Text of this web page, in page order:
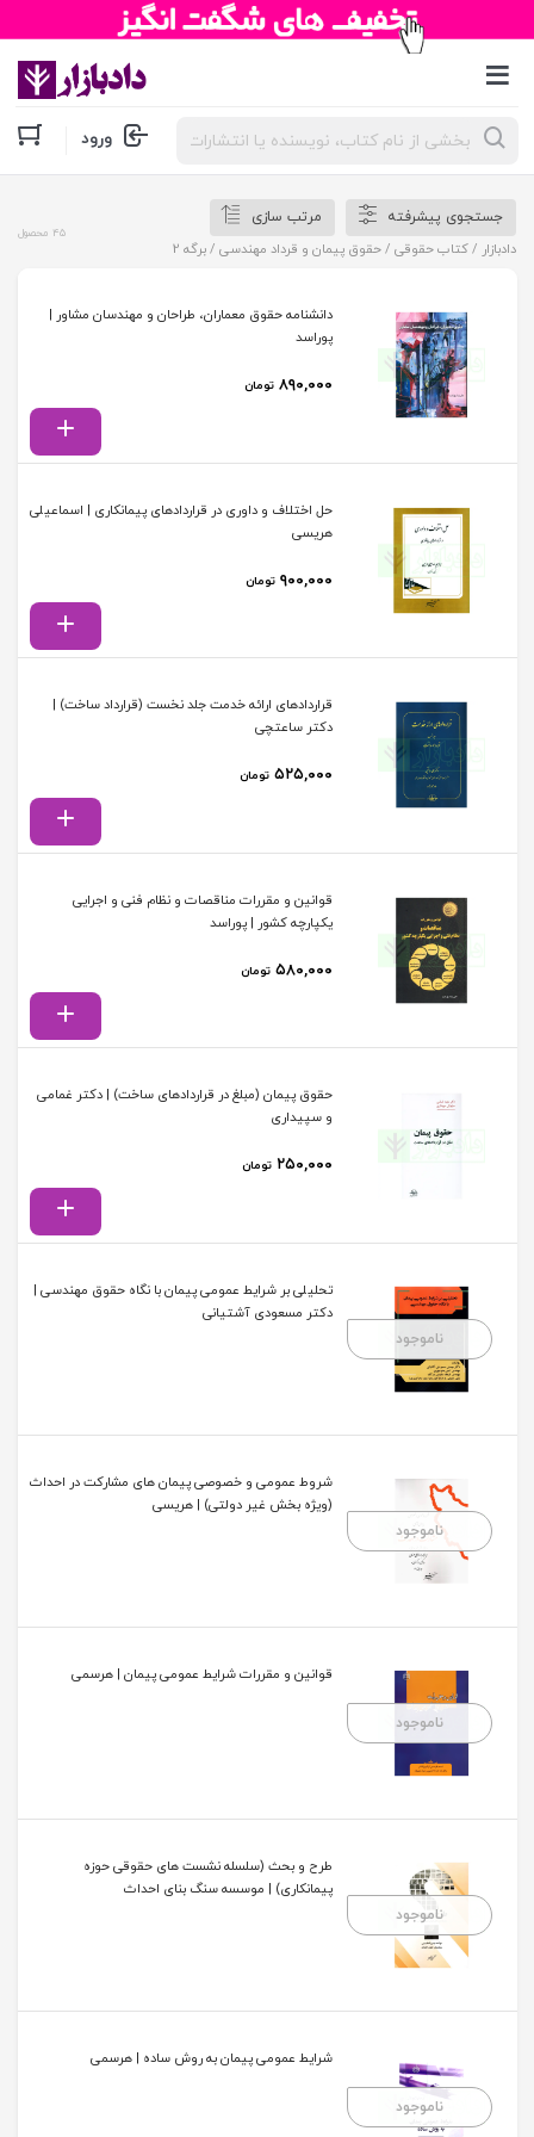
جستجوی
محصولات ورود
جستجوی پیشرفته
مرتب سازی
دادبازار /کتاب حقوقی /حقوق پیمان و قرداد مهندسی / برگه 2
45 محصول
دانشنامه حقوق معماران، طراحان و مهندسان مشاور |
پوراسد
۸۹۰,۰۰۰ تومان
حل اختلاف و داوری در قراردادهای پیمانکاری | اسماعیلی
هریسی
۹۰۰,۰۰۰ تومان
قراردادهای ارائه خدمت جلد نخست (قرارداد ساخت) |
دکتر ساعتچی
۵۲۵,۰۰۰ تومان
قوانین و مقررات مناقصات و نظام فنی و اجرایی
یکپارچه کشور | پوراسد
۵۸۰,۰۰۰ تومان
حقوق پیمان (مبلغ در قراردادهای ساخت) | دکتر غمامی
و سپیداری
۲۵۰,۰۰۰ تومان
ناموجود
تحلیلی بر شرایط عمومی پیمان با نگاه حقوق مهندسی |
دکتر مسعودی آشتیانی
ناموجود
شروط عمومی و خصوصی پیمان های مشارکت در احداث
(ویژه بخش غیر دولتی) | هریسی
ناموجود
قوانین و مقررات شرایط عمومی پیمان | هرسمی
ناموجود
طرح و بحث (سلسله نشست های حقوقی حوزه
پیمانکاری) | موسسه سنگ بنای احداث
ناموجود
شرایط عمومی پیمان به روش ساده | هرسمی